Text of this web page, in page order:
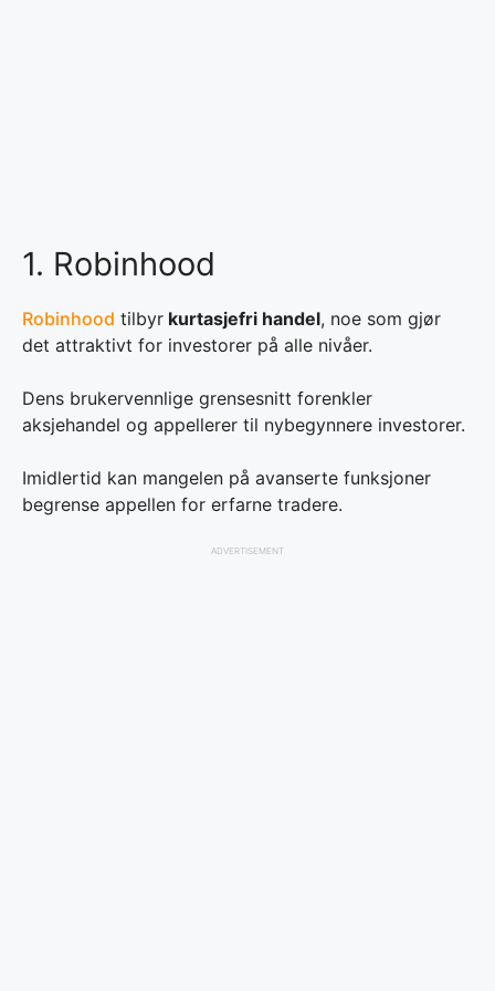
1. Robinhood
Robinhood tilbyr kurtasjefri handel, noe som gjør
det attraktivt for investorer på alle nivåer.
Dens brukervennlige grensesnitt forenkler
aksjehandel og appellerer til nybegynnere investorer.
Imidlertid kan mangelen på avanserte funksjoner
begrense appellen for erfarne tradere.
ADVERTISEMENT